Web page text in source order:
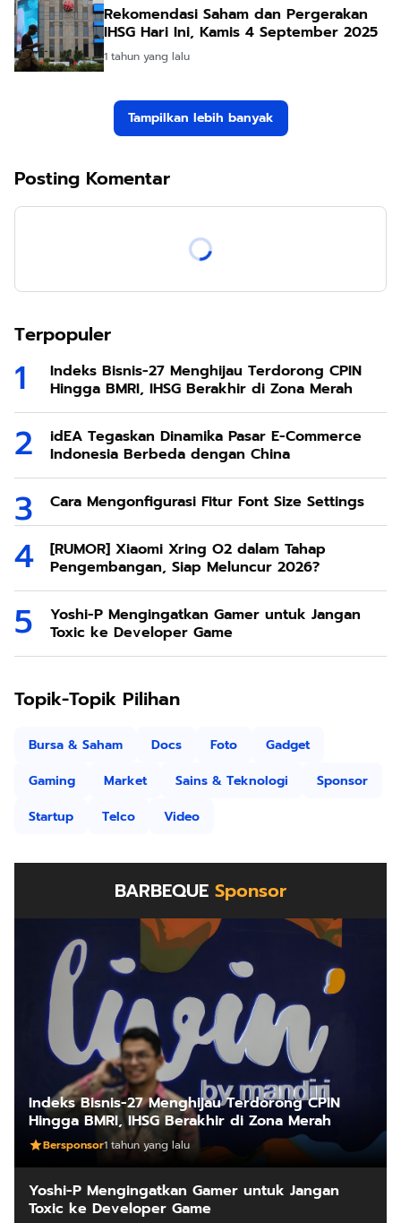
Rekomendasi Saham dan Pergerakan
IHSG Hari Ini, Kamis 4 September 2025
1 tahun yang lalu
Tampilkan lebih banyak
Posting Komentar
Terpopuler
Indeks Bisnis-27 Menghijau Terdorong CPIN
Hingga BMRI, IHSG Berakhir di Zona Merah
idEA Tegaskan Dinamika Pasar E-Commerce
Indonesia Berbeda dengan China
Cara Mengonfigurasi Fitur Font Size Settings
[RUMOR] Xiaomi Xring O2 dalam Tahap
Pengembangan, Siap Meluncur 2026?
Yoshi-P Mengingatkan Gamer untuk Jangan
Toxic ke Developer Game
Topik-Topik Pilihan
Bursa & Saham Docs Foto
Gadget
Gaming
Market Sains & Teknologi
Sponsor
Startup
Telco Video
BARBEQUE Sponsor
Indeks Bisnis-27 Menghijau Terdorong CPIN
Hingga BMRI, IHSG Berakhir di Zona Merah
Bersponsor1 tahun yang lalu
Yoshi-P Mengingatkan Gamer untuk Jangan
Toxic ke Developer Game